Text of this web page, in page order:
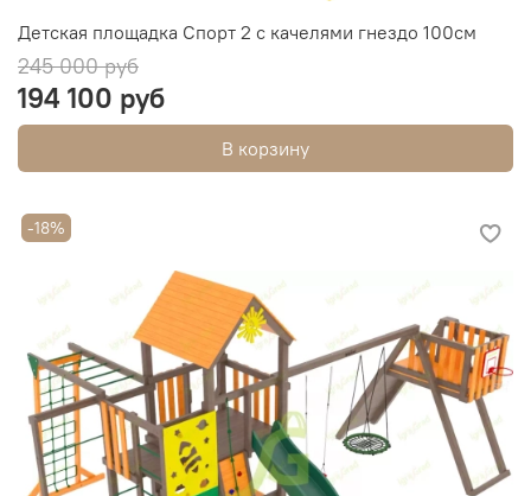
Детская площадка Спорт 2 с качелями гнездо 100см
245 000 руб
194 100 руб
В корзину
-18%